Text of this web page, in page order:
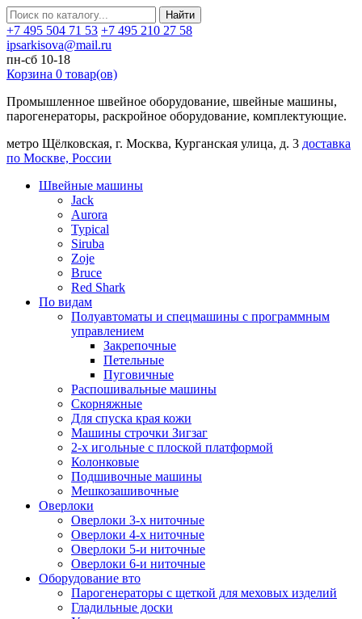
Найти
+7 495 504 71 53 +7 495 210 27 58
ipsarkisova@mail.ru
пн-сб 10-18
Корзина 0 товар(ов)
Промышленное швейное оборудование, швейные машины,
парогенераторы, раскройное оборудование, комплектующие.
метро Щёлковская, г. Москва, Курганская улица, д. 3 доставка
по Москве, России
Швейные машины
Jack
Aurora
Typical
Siruba
Zoje
Bruce
Red Shark
По видам
Полуавтоматы и спецмашины с программным
управлением
Закрепочные
Петельные
Пуговичные
Распошивальные машины
Скорняжные
Для спуска края кожи
Машины строчки Зигзаг
2-х игольные с плоской платформой
Колонковые
Подшивочные машины
Мешкозашивочные
Оверлоки
Оверлоки 3-х ниточные
Оверлоки 4-х ниточные
Оверлоки 5-и ниточные
Оверлоки 6-и ниточные
Оборудование вто
Парогенераторы с щеткой для меховых изделий
Гладильные доски